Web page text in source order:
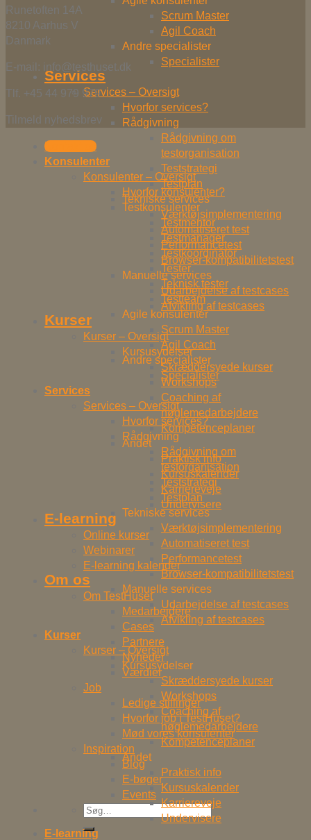
Scrum Master
Agil Coach
Andre specialister
Specialister
Services
Services – Oversigt
Hvorfor services?
Rådgivning
Rådgivning om
testorganisation
Teststrategi
Testplan
Tekniske services
Værktøjsimplementering
Automatiseret test
Performancetest
Browser-kompatibilitetstest
Manuelle services
Udarbejdelse af testcases
Afvikling af testcases
Kurser
Kurser – Oversigt
Kursusydelser
Skræddersyede kurser
Workshops
Coaching af
nøglemedarbejdere
Kompetenceplaner
Andet
Praktisk info
Kursuskalender
Karriereveje
Undervisere
E-learning
Online kurser
Webinarer
E-learning kalender
Om os
Om TestHuset
Medarbejdere
Cases
Partnere
Nyheder
Værdier
Job
Ledige stillinger
Hvorfor job i TestHuset?
Mød vores konsulenter
Inspiration
Blog
E-bøger
Events
Søg
efter:
Runetoften 14A
8210 Aarhus V
Danmark
E-mail: info@testhuset.dk
Tlf. +45 44 979 979
Tilmeld nyhedsbrev
Kontakt os
Konsulenter
Konsulenter – Oversigt
Hvorfor konsulenter?
Testkonsulenter
Testmentor
Testmanager
Testkoordinator
Tester
Teknisk tester
Testteam
Agile konsulenter
Scrum Master
Agil Coach
Andre specialister
Specialister
Services
Services – Oversigt
Hvorfor services?
Rådgivning
Rådgivning om
testorganisation
Teststrategi
Testplan
Tekniske services
Værktøjsimplementering
Automatiseret test
Performancetest
Browser-kompatibilitetstest
Manuelle services
Udarbejdelse af testcases
Afvikling af testcases
Kurser
Kurser – Oversigt
Kursusydelser
Skræddersyede kurser
Workshops
Coaching af
nøglemedarbejdere
Kompetenceplaner
Andet
Praktisk info
Kursuskalender
Karriereveje
Undervisere
E-learning